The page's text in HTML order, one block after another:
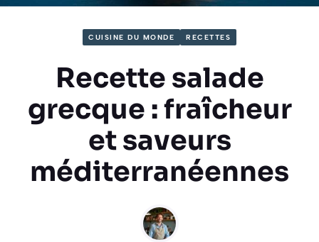
CUISINE DU MONDE RECETTES
Recette salade
grecque : fraîcheur
et saveurs
méditerranéennes